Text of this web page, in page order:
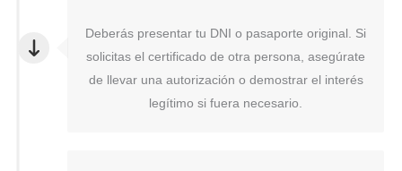
Deberás presentar tu DNI o pasaporte original. Si
solicitas el certificado de otra persona, asegúrate
de llevar una autorización o demostrar el interés
legítimo si fuera necesario.